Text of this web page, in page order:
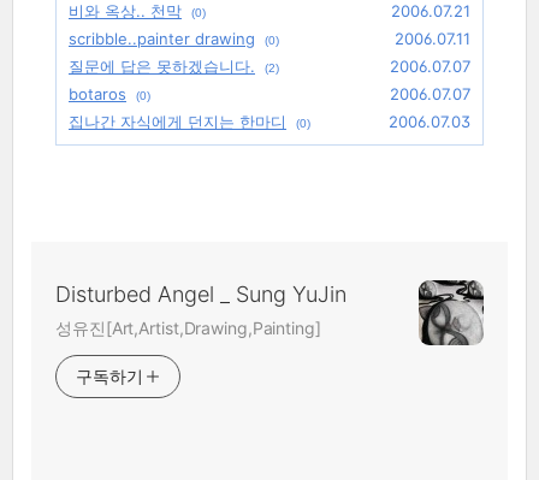
비와 옥상.. 천막 (0)
2006.07.21
scribble..painter drawing
(0)
2006.07.11
질문에 답은 못하겠습니다.
(2)
2006.07.07
botaros
(0)
2006.07.07
집나간 자식에게 던지는 한마디
(0) 2006.07.03
Disturbed Angel _ Sung YuJin
성유진[Art,Artist,Drawing,Painting]
구독하기